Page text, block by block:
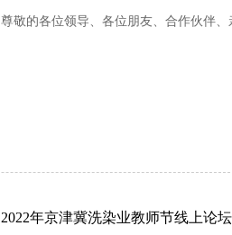
尊敬的各位领导、各位朋友、合作伙伴、
2022年京津冀洗染业教师节线上论